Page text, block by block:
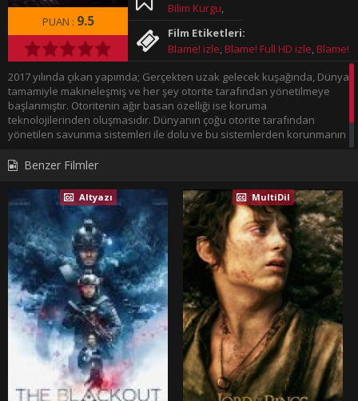
PUAN : 9.5
Bilim Kurgu,
Filmleri,
Animasyon
Dram
Aksiyon,2017
Filmleri
Film Etiketleri:
Blame! izle, Blame! Full HD izle, Blame!
Altyazılı izle,Blame! Tek Parça izle,
Blame! 720p izle ,
2017 yılında çıkan yapımda; Gerçekten uzak gelecek kuşağında, Dünya
tamamiyle makineleşmiş ve her şey otorite tarafından yönetilmeye
başlanmıştır. Otoritenin ağır basan özelliği ise koruma
teknolojilerinden oluşmasıdır. Dünyanın çoğu otorite tarafından
yönetilen savunma sistemleri ile dolu ve bu sistemlerden korunmanın
insanlar net terminal genlerini yitirir ve otorite bütün insanlığı tehdit
formülünü bulmalıdır. Film720p.com İyi Seyirler Diler.
Benzer Filmler
Altyazı MultiDil